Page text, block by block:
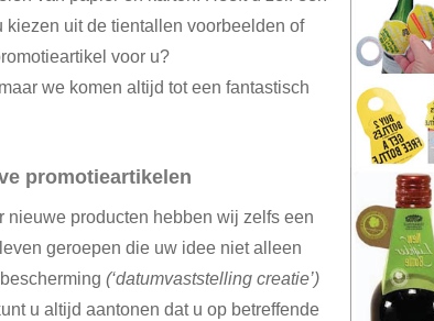
uit de tientallen voorbeelden of
voor u?
we komen altijd tot een fantastisch
promotieartikelen
nieuwe producten hebben wij zelfs een
leven geroepen die uw idee niet alleen
(‘datumvaststelling creatie’)
u altijd aantonen dat u op betreffende